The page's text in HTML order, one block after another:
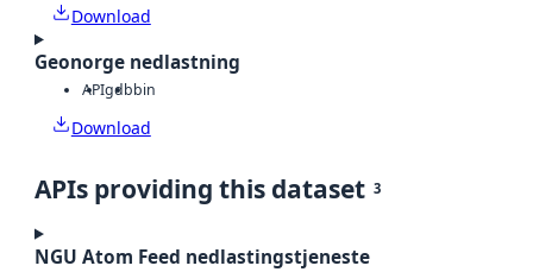
Download
Geonorge nedlastning
APIgdbbin
Download
APIs providing this dataset 3
NGU Atom Feed nedlastingstjeneste